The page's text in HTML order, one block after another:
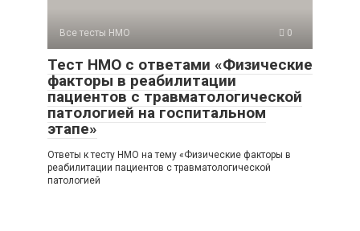
Все тесты НМО 0
Тест НМО с ответами «Физические
факторы в реабилитации
пациентов с травматологической
патологией на госпитальном
этапе»
Ответы к тесту НМО на тему «Физические факторы в
реабилитации пациентов с травматологической
патологией